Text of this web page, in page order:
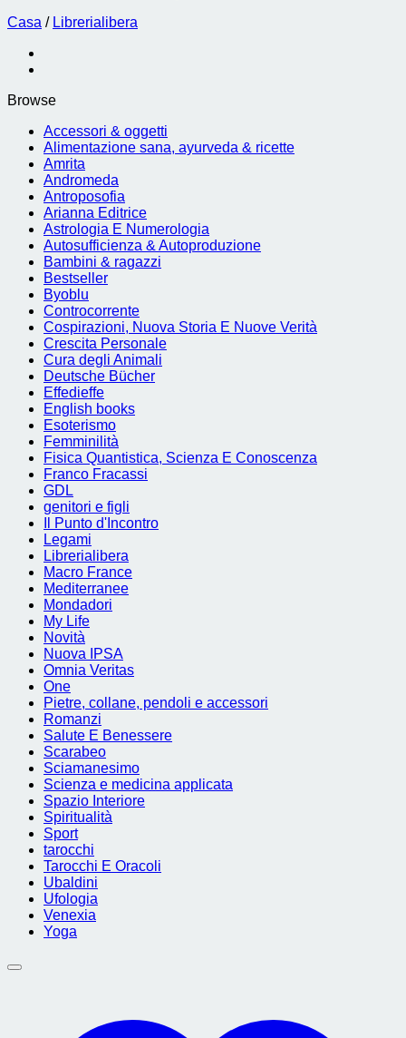
Casa / Librerialibera
Browse
Accessori & oggetti
Alimentazione sana, ayurveda & ricette
Amrita
Andromeda
Antroposofia
Arianna Editrice
Astrologia E Numerologia
Autosufficienza & Autoproduzione
Bambini & ragazzi
Bestseller
Byoblu
Controcorrente
Cospirazioni, Nuova Storia E Nuove Verità
Crescita Personale
Cura degli Animali
Deutsche Bücher
Effedieffe
English books
Esoterismo
Femminilità
Fisica Quantistica, Scienza E Conoscenza
Franco Fracassi
GDL
genitori e figli
Il Punto d'Incontro
Legami
Librerialibera
Macro France
Mediterranee
Mondadori
My Life
Novità
Nuova IPSA
Omnia Veritas
One
Pietre, collane, pendoli e accessori
Romanzi
Salute E Benessere
Scarabeo
Sciamanesimo
Scienza e medicina applicata
Spazio Interiore
Spiritualità
Sport
tarocchi
Tarocchi E Oracoli
Ubaldini
Ufologia
Venexia
Yoga